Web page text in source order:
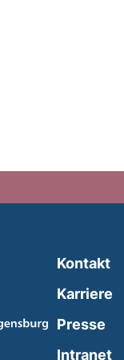
Kontakt
Karriere
Presse
Intranet